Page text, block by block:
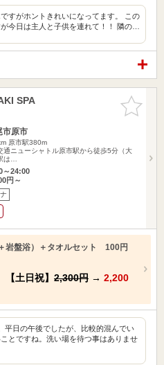
すがホントきれいになってます。 この
今日は主人と子供を連れて！！ 隣の…
お気に入
りに追加
SPA
市原市
原市駅380m
通ニューシャトル原市駅から徒歩5分（大
は…
～24:00
円～
岩盤浴）＋タオルセット 100円
【土日祝】 2,300円 → 2,200
平日の午後でしたが、比較的混んでい
とですね。洗い場を待つ事はありませ